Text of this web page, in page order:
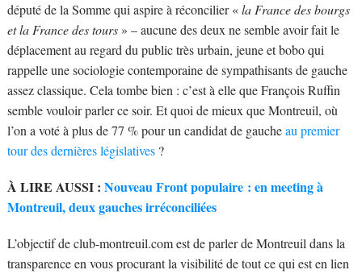
député de la Somme qui aspire à réconcilier «la France des bourgs
et la France des tours» – aucune des deux ne semble avoir fait le
déplacement au regard du public très urbain, jeune et bobo qui
rappelle une sociologie contemporaine de sympathisants de gauche
assez classique. Cela tombe bien : c’est à elle que François Ruffin
semble vouloir parler ce soir. Et quoi de mieux que Montreuil, où
l’on a voté à plus de 77 % pour un candidat de gaucheau premier
tour des dernières législatives?
À LIRE AUSSI : Nouveau Front populaire : en meeting à
Montreuil, deux gauches irréconciliées
L’objectif de club-montreuil.com est de parler de Montreuil dans la
transparence en vous procurant la visibilité de tout ce qui est en lien